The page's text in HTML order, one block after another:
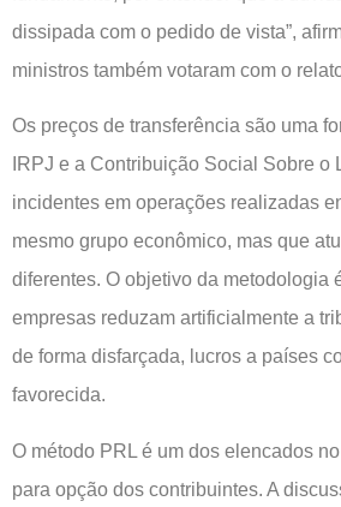
dissipada com o pedido de vista”,
ministros também votaram com o
Os preços de transferência são uma
IRPJ e a Contribuição Social Sobre o
incidentes em operações realizadas
mesmo grupo econômico, mas que
diferentes. O objetivo da metodologia
empresas reduzam artificialmente a
de forma disfarçada, lucros a países
favorecida.
O método PRL é um dos elencados
para opção dos contribuintes. A